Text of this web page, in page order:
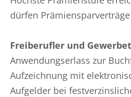
dürfen
Freiberufler und
Anwendungserlass zur
Aufzeichnung mit
Aufgelder bei